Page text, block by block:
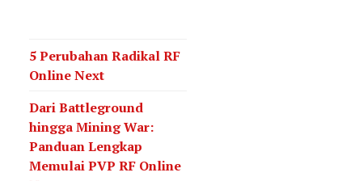
5 Perubahan Radikal RF
Online Next
Dari Battleground
hingga Mining War:
Panduan Lengkap
Memulai PVP RF Online